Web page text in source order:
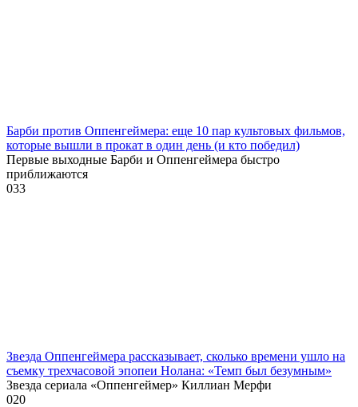
Барби против Оппенгеймера: еще 10 пар культовых фильмов,
которые вышли в прокат в один день (и кто победил)
Первые выходные Барби и Оппенгеймера быстро
приближаются
033
Звезда Оппенгеймера рассказывает, сколько времени ушло на
съемку трехчасовой эпопеи Нолана: «Темп был безумным»
Звезда сериала «Оппенгеймер» Киллиан Мерфи
020